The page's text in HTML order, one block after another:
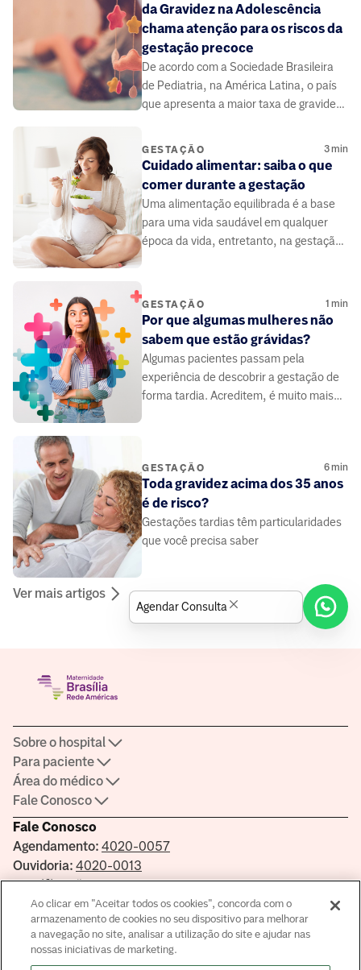
da Gravidez na Adolescência
chama atenção para os riscos da
gestação precoce
De acordo com a Sociedade Brasileira
de Pediatria, na América Latina, o país
que apresenta a maior taxa de gravidez
GESTAÇÃO 3min
Cuidado alimentar: saiba o que
comer durante a gestação
Uma alimentação equilibrada é a base
para uma vida saudável em qualquer
época da vida, entretanto, na gestação
GESTAÇÃO 1 min
Por que algumas mulheres não
sabem que estão grávidas?
Algumas pacientes passam pela
experiência de descobrir a gestação de
forma tardia. Acreditem, é muito mais
GESTAÇÃO 6min
Toda gravidez acima dos 35 anos
é de risco?
Gestações tardias têm particularidades
que você precisa saber
Ver mais artigos
Fale Conosco
Agendamento: 4020-0057
Ouvidoria: 4020-0013
Certificações
Saber mais sobre a certificação
Sobre o hospital
Para paciente
Área do médico
Fale Conosco
Agendar Consulta
Ao clicar em "Aceitar todos os cookies", concorda com o
armazenamento de cookies no seu dispositivo para melhorar
a navegação no site, analisar a utilização do site e ajudar nas
nossas iniciativas de marketing.